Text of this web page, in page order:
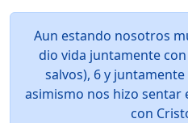
Aun estando nosotros
dio vida juntamente
salvos), 6 y
asimismo nos hizo sentar
con